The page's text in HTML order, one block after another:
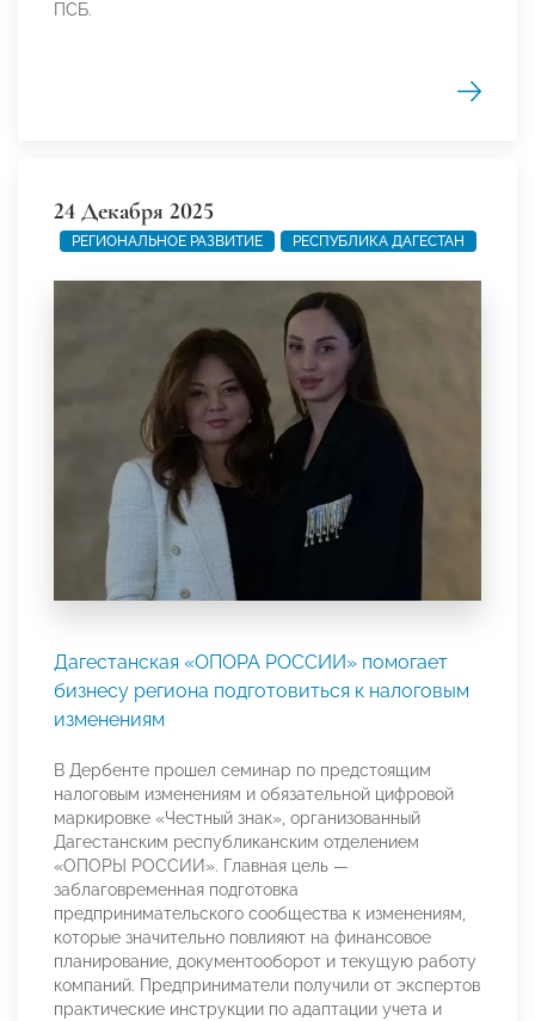
ПСБ.
24 Декабря 2025
РЕГИОНАЛЬНОЕ РАЗВИТИЕ РЕСПУБЛИКА ДАГЕСТАН
Дагестанская «ОПОРА РОССИИ» помогает
бизнесу региона подготовиться к налоговым
изменениям
В Дербенте прошел семинар по предстоящим
налоговым изменениям и обязательной цифровой
маркировке «Честный знак», организованный
Дагестанским республиканским отделением
«ОПОРЫ РОССИИ». Главная цель —
заблаговременная подготовка
предпринимательского сообщества к изменениям,
которые значительно повлияют на финансовое
планирование, документооборот и текущую работу
компаний. Предприниматели получили от экспертов
практические инструкции по адаптации учета и